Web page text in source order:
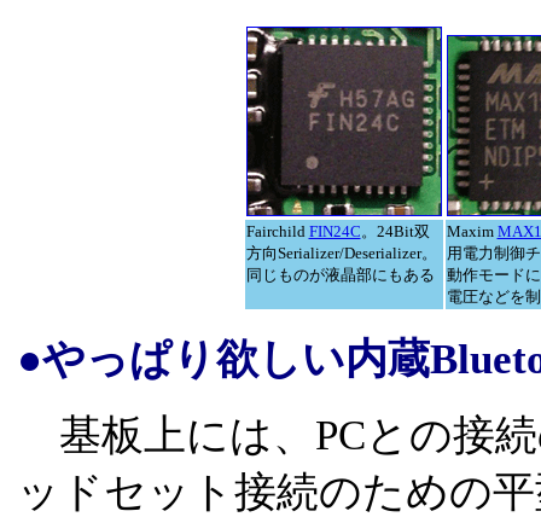
Fairchild FIN24C。24Bit双
方向Serializer/Deserializer。
同じものが液晶部にもある
Maxim
用電力制御
動作モード
電圧などを
●やっぱり欲しい内蔵
基板上には、PCとの接
ッドセット接続のための